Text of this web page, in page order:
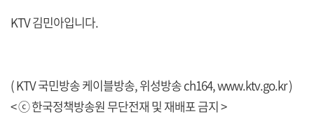
KTV 김민아입니다.
( KTV 국민방송 케이블방송, 위성방송 ch164,www.ktv.go.kr)
< ⓒ 한국정책방송원 무단전재 및 재배포 금지 >